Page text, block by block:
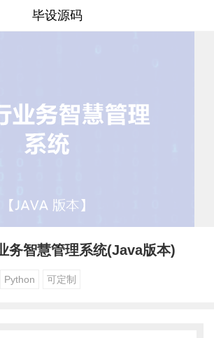
毕设源码
务智慧管理系统(Java版本)
Python 可定制